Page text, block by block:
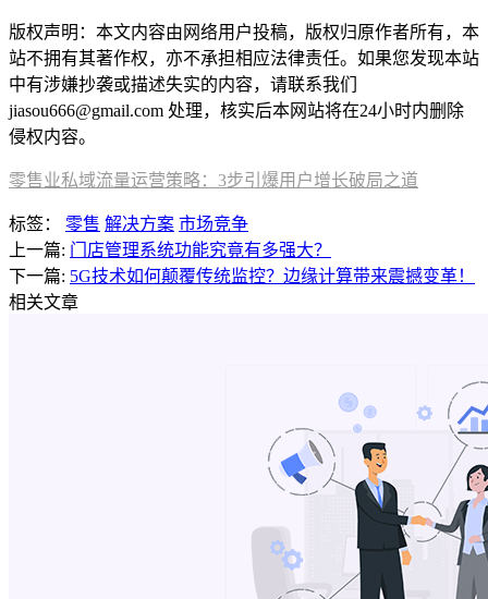
版权声明：本文内容由网络用户投稿，版权归原作者所有，本
站不拥有其著作权，亦不承担相应法律责任。如果您发现本站
中有涉嫌抄袭或描述失实的内容，请联系我们
jiasou666@gmail.com 处理，核实后本网站将在24小时内删除
侵权内容。
零售业私域流量运营策略：3步引爆用户增长破局之道
标签： 零售 解决方案 市场竞争
上一篇: 门店管理系统功能究竟有多强大？
下一篇: 5G技术如何颠覆传统监控？边缘计算带来震撼变革！
相关文章